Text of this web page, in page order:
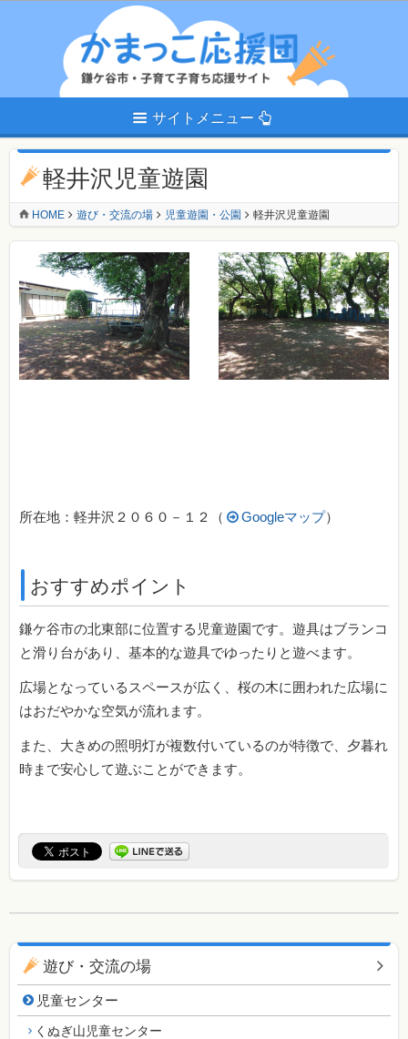
サイトメニュー
軽井沢児童遊園
HOME 遊び・交流の場 児童遊園・公園 軽井沢児童遊園
所在地： 軽井沢２０６０－１２（ Googleマップ）
おすすめポイント
鎌ケ谷市の北東部に位置する児童遊園です。遊具はブランコ
と滑り台があり、基本的な遊具でゆったりと遊べます。
広場となっているスペースが広く、桜の木に囲われた広場に
はおだやかな空気が流れます。
また、大きめの照明灯が複数付いているのが特徴で、夕暮れ
時まで安心して遊ぶことができます。
同じカテゴリのページ一覧
遊び・交流の場
児童センター
くぬぎ山児童センター